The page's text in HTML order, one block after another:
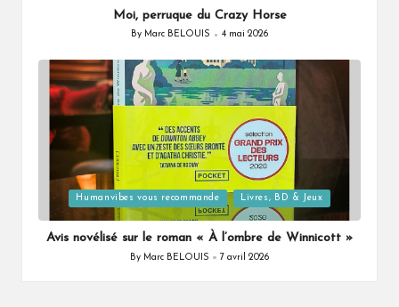
Moi, perruque du Crazy Horse
Posted
By Marc BELOUIS 4 mai 2026
Posted
in
Humanvibes vous recommande Livres, BD & Jeux
Avis novélisé sur le roman « À l’ombre de Winnicott »
Posted
By Marc BELOUIS 7 avril 2026